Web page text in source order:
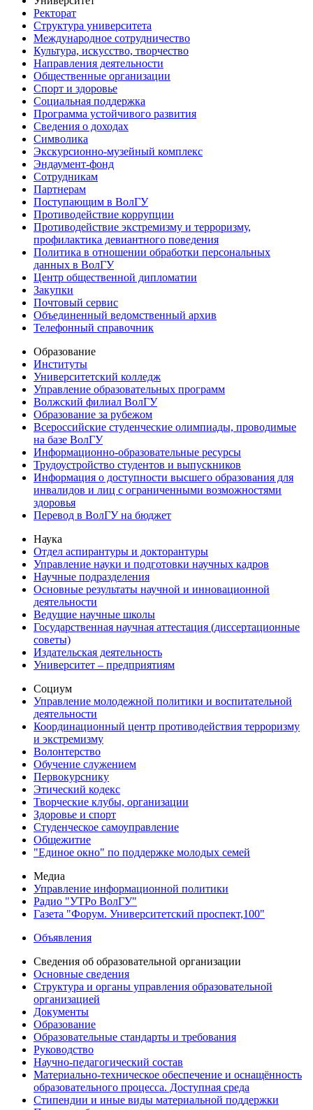
Ректорат
Структура университета
Международное сотрудничество
Культура, искусство, творчество
Направления деятельности
Общественные организации
Спорт и здоровье
Социальная поддержка
Программа устойчивого развития
Сведения о доходах
Символика
Экскурсионно-музейный комплекс
Эндаумент-фонд
Сотрудникам
Партнерам
Поступающим в ВолГУ
Противодействие коррупции
Противодействие экстремизму и терроризму,
профилактика девиантного поведения
Политика в отношении обработки персональных
данных в ВолГУ
Центр общественной дипломатии
Закупки
Почтовый сервис
Объединенный ведомственный архив
Телефонный справочник
Образование
Институты
Университетский колледж
Управление образовательных программ
Волжский филиал ВолГУ
Образование за рубежом
Всероссийские студенческие олимпиады, проводимые
на базе ВолГУ
Информационно-образовательные ресурсы
Трудоустройство студентов и выпускников
Информация о доступности высшего образования для
инвалидов и лиц с ограниченными возможностями
здоровья
Перевод в ВолГУ на бюджет
Наука
Отдел аспирантуры и докторантуры
Управление науки и подготовки научных кадров
Научные подразделения
Основные результаты научной и инновационной
деятельности
Ведущие научные школы
Государственная научная аттестация (диссертационные
советы)
Издательская деятельность
Университет – предприятиям
Социум
Управление молодежной политики и воспитательной
деятельности
Координационный центр противодействия терроризму
и экстремизму
Волонтерство
Обучение служением
Первокурснику
Этический кодекс
Творческие клубы, организации
Здоровье и спорт
Студенческое самоуправление
Общежитие
"Единое окно" по поддержке молодых семей
Медиа
Управление информационной политики
Радио "УТРо ВолГУ"
Газета "Форум. Университетский проспект,100"
Объявления
Сведения об образовательной организации
Основные сведения
Структура и органы управления образовательной
организацией
Документы
Образование
Образовательные стандарты и требования
Руководство
Научно-педагогический состав
Материально-техническое обеспечение и оснащённость
образовательного процесса. Доступная среда
Стипендии и иные виды материальной поддержки